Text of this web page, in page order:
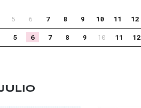
5 6 7 8 9 10 11 12
5 6 7 8 9 10 11 12